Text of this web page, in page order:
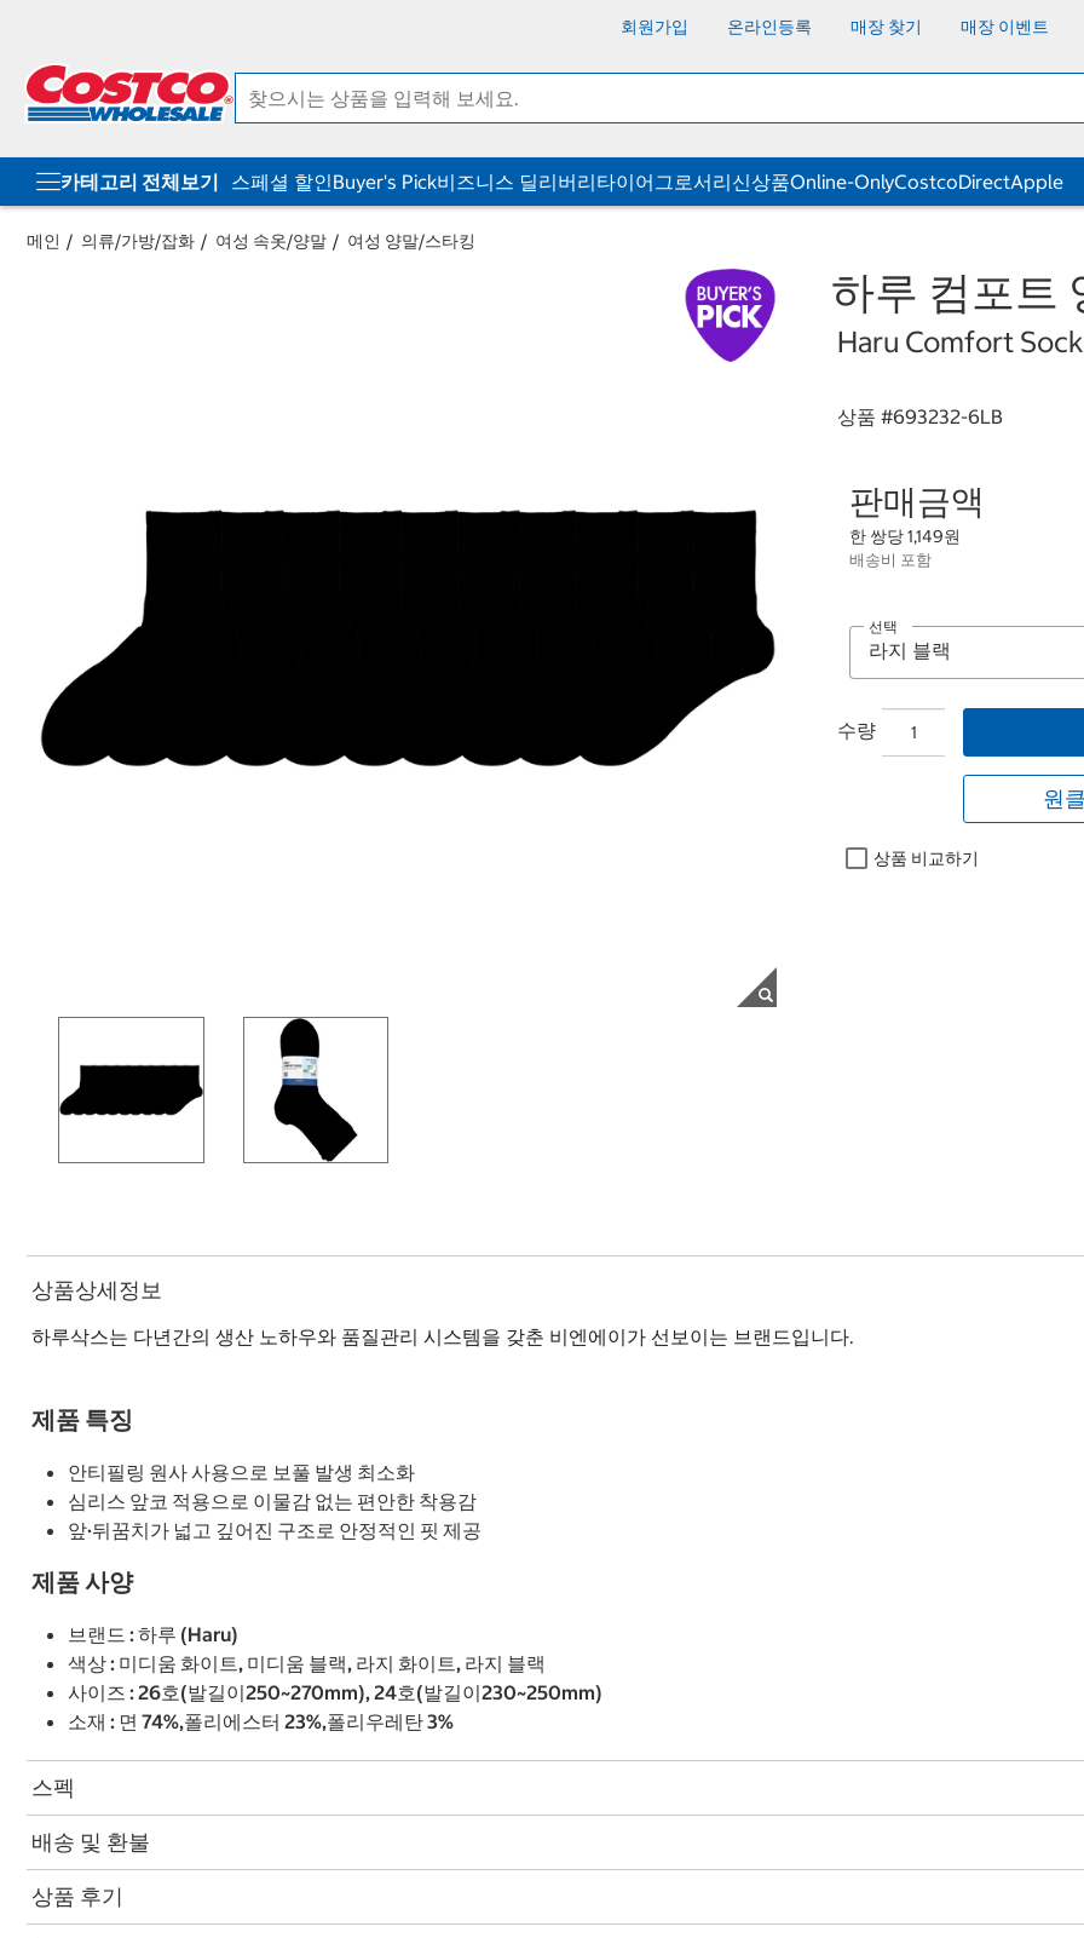
회원가입 온라인등록 매장 찾기 매장 이벤트
카테고리 전체보기 스페셜 할인Buyer's Pick비즈니스 딜리버리타이어그로서리신상품Online-OnlyCostcoDirectApple
메인 의류/가방/잡화 여성 속옷/양말 여성 양말/스타킹
하루 컴포트
Haru Comfort
상품 #693232-6LB
판매금액
한 쌍당 1,149원
배송비 포함
선택
수량
원
상품 비교하기
상품상세정보
하루삭스는 다년간의 생산 노하우와 품질관리 시스템을 갖춘 비엔에이가 선보이는 브랜드입니다.
제품 특징
안티필링 원사 사용으로 보풀 발생 최소화
심리스 앞코 적용으로 이물감 없는 편안한 착용감
앞·뒤꿈치가 넓고 깊어진 구조로 안정적인 핏 제공
제품 사양
브랜드 : 하루 (Haru)
색상 : 미디움 화이트, 미디움 블랙, 라지 화이트, 라지 블랙
사이즈 : 26호(발길이250~270mm), 24호(발길이230~250mm)
소재 : 면 74%,폴리에스터 23%,폴리우레탄 3%
스펙
배송 및 환불
상품 후기